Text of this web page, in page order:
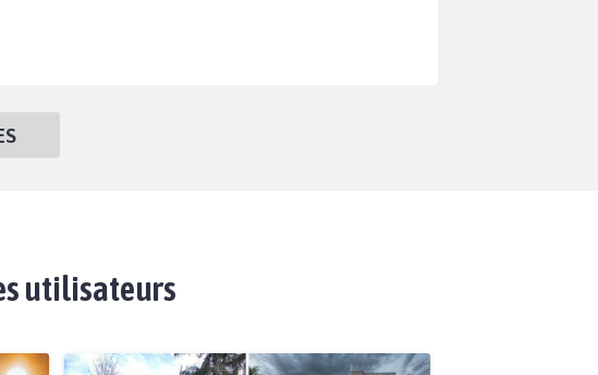
utilisateurs